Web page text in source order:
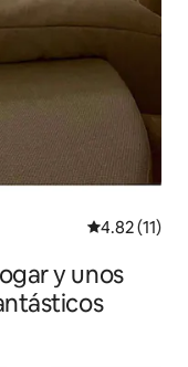
Calificación
4.82 (11)
y unos